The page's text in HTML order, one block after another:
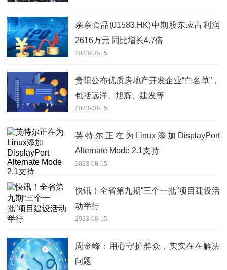
亲亲食品(01583.HK)中期股东应占利润
2616万元 同比增长4.7倍
2023-08-15
贵阳公布优质房地产开发企业“白名单”，
包括远洋、旭辉、建发等
2023-08-15
英特尔正在为Linux添加DisplayPort
Alternate Mode 2.1支持
2023-08-15
快讯！全省第九期“三个一批”项目建设活
动举行
2023-08-15
周金峰：用心守护群众，实实在在解决
问题